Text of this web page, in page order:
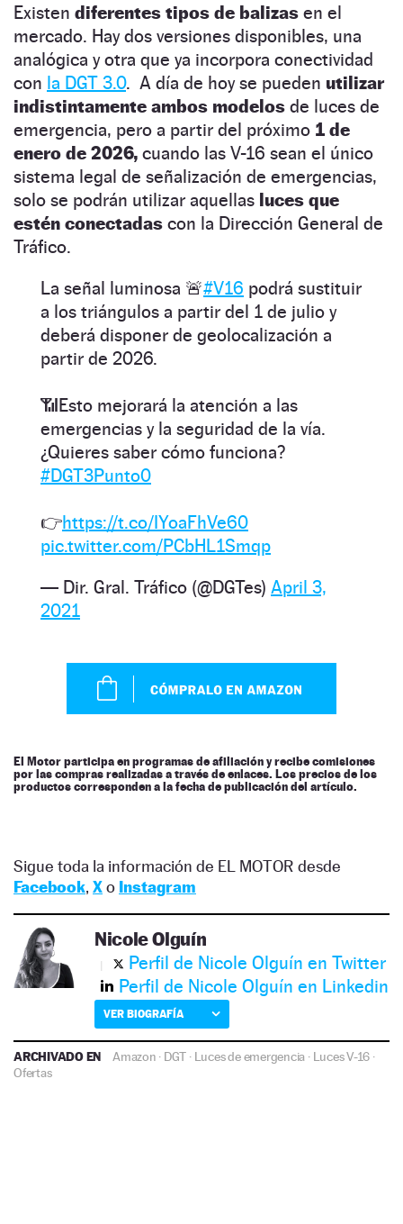
Existen diferentes tipos de balizas en el
mercado. Hay dos versiones disponibles, una
analógica y otra que ya incorpora conectividad
con la DGT 3.0. A día de hoy se pueden utilizar
indistintamente ambos modelos de luces de
emergencia, pero a partir del próximo 1 de
enero de 2026, cuando las V-16 sean el único
sistema legal de señalización de emergencias,
solo se podrán utilizar aquellas luces que
estén conectadas con la Dirección General de
Tráfico.
La señal luminosa 🚨#V16 podrá sustituir
a los triángulos a partir del 1 de julio y
deberá disponer de geolocalización a
partir de 2026.
📶Esto mejorará la atención a las
emergencias y la seguridad de la vía.
¿Quieres saber cómo funciona?
#DGT3Punto0
👉https://t.co/IYoaFhVe60
pic.twitter.com/PCbHL1Smqp
— Dir. Gral. Tráfico (@DGTes) April 3,
2021
El Motor participa en programas de afiliación y recibe comisiones
por las compras realizadas a través de enlaces. Los precios de los
productos corresponden a la fecha de publicación del artículo.
Sigue toda la información de EL MOTOR desde
Facebook, Xo Instagram
Nicole Olguín
Perfil de Nicole Olguín en Twitter
Perfil de Nicole Olguín en Linkedin
VER BIOGRAFÍA
ARCHIVADO EN Amazon · DGT · Luces de emergencia · Luces V-16 ·
Ofertas